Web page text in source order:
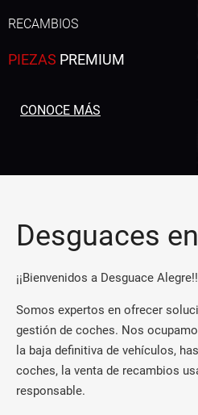
RECAMBIOS
PIEZAS PREMIUM
CONOCE MÁS
Desguaces
¡¡Bienvenidos a Desguace Alegre!!
Somos expertos en ofrecer
gestión de coches. Nos
la baja definitiva de vehículos,
coches, la venta de recambios
responsable.